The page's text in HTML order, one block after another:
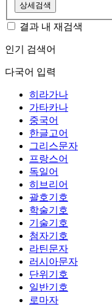
상세검색
결과 내 재검색
인기 검색어
다국어 입력
히라가나
가타카나
중국어
한글고어
그리스문자
프랑스어
독일어
히브리어
괄호기호
학술기호
기술기호
첨자기호
라틴문자
러시아문자
단위기호
일반기호
로마자